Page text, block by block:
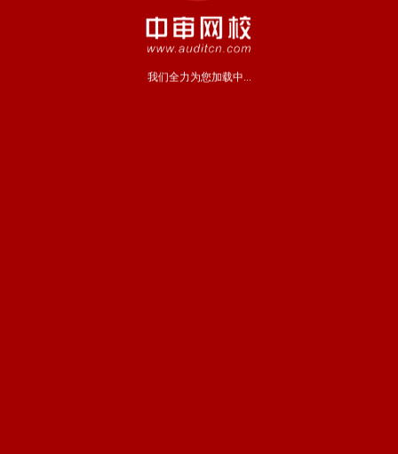
我们全力为您加载中...